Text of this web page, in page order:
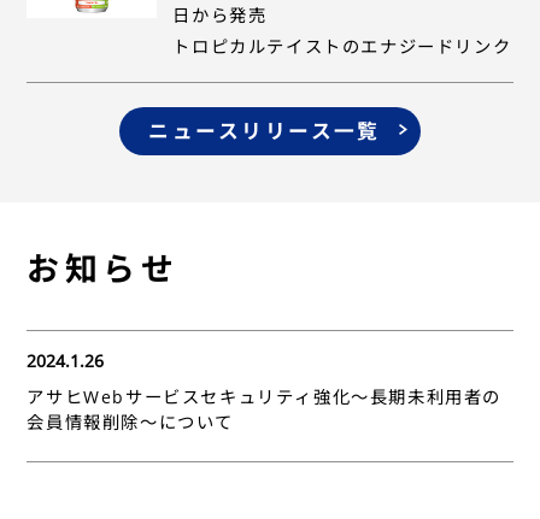
日から発売
トロピカルテイストのエナジードリンク
ニュースリリース一覧
お知らせ
2024.1.26
アサヒWebサービスセキュリティ強化～長期未利用者の
会員情報削除～について